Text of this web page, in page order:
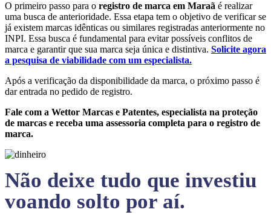
O primeiro passo para o registro de marca em Maraã é realizar
uma busca de anterioridade. Essa etapa tem o objetivo de verificar se
já existem marcas idênticas ou similares registradas anteriormente no
INPI. Essa busca é fundamental para evitar possíveis conflitos de
marca e garantir que sua marca seja única e distintiva. Solicite agora
a pesquisa de viabilidade com um especialista.
Após a verificação da disponibilidade da marca, o próximo passo é
dar entrada no pedido de registro.
Fale com a Wettor Marcas e Patentes, especialista na proteção
de marcas e receba uma assessoria completa para o registro de
marca.
Não deixe tudo que investiu
voando solto por aí.